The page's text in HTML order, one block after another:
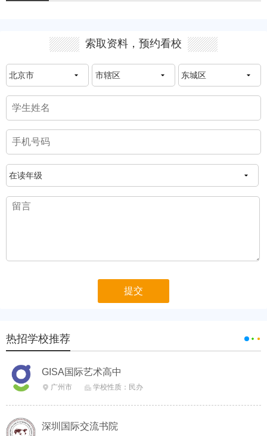
索取资料，预约看校
热招学校推荐
GISA国际艺术高中
 广州市  学校性质：民办
深圳国际交流书院